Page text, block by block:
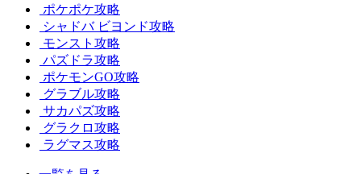
ポケポケ攻略
シャドバ ビヨンド攻略
モンスト攻略
パズドラ攻略
ポケモンGO攻略
グラブル攻略
サカパズ攻略
グラクロ攻略
ラグマス攻略